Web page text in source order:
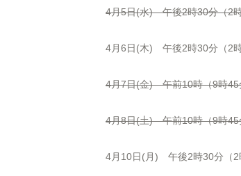
4月5日(水) 午後2時30分（2
4月6日(木) 午後2時30分（2時
4月7日(金) 午前10時（9時45
4月8日(土) 午前10時（9時45
4月10日(月) 午後2時30分（2